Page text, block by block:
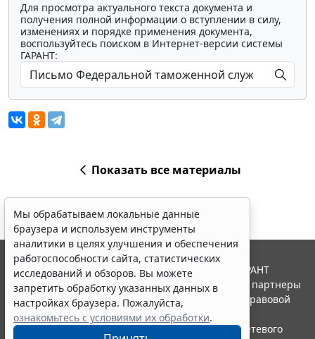
Для просмотра актуального текста документа и
получения полной информации о вступлении в силу,
изменениях и порядке применения документа,
воспользуйтесь поиском в Интернет-версии системы
ГАРАНТ:
Показать все материалы
Мы обрабатываем локальные данные
браузера и используем инструменты
аналитики в целях улучшения и обеспечения
работоспособности сайта, статистических
исследований и обзоров. Вы можете
запретить обработку указанных данных в
настройках браузера. Пожалуйста,
ознакомьтесь с условиями их обработки.
© ООО "НПП "ГАРАНТ-СЕРВИС", 2026. Система ГАРАНТ
выпускается с 1990 года. Компания "Гарант" и ее партнеры
являются участниками Российской ассоциации правовой
информации ГАРАНТ.
Портал ГАРАНТ.РУ зарегистрирован в качестве сетевого